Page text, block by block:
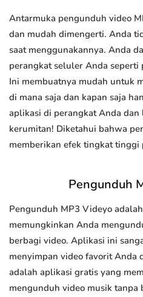
Antarmuka pengunduh video
dan mudah dimengerti. Anda
saat menggunakannya. Anda
perangkat seluler Anda
Ini membuatnya mudah untuk
di mana saja dan kapan saja
aplikasi di perangkat Anda
kerumitan! Diketahui bahwa
memberikan efek tingkat tinggi
Pengunduh
Pengunduh MP3 Videyo
memungkinkan Anda
berbagi video. Aplikasi ini
menyimpan video favorit Anda
adalah aplikasi gratis yang
mengunduh video musik tanpa